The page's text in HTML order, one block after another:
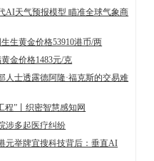
AI天气预报模型 瞄准全球气象商
生黄金价格53910港币/两
金价格1483元/克
人士透露德阿隆·福克斯的交易难
程”丨织密智慧感知网
涉多起医疗纠纷
元举牌宜搜科技背后：垂直AI